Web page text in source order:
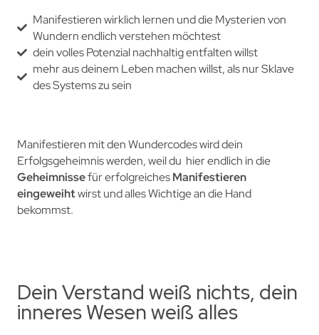
Manifestieren wirklich lernen und die Mysterien von
Wundern endlich verstehen möchtest
dein volles Potenzial nachhaltig entfalten willst
mehr aus deinem Leben machen willst, als nur Sklave
des Systems zu sein
Manifestieren mit den Wundercodes wird dein
Erfolgsgeheimnis werden, weil du hier endlich in die
GeheimnissefürerfolgreichesManifestieren
eingeweihtwirst und alles Wichtige an die Hand
bekommst.
Dein Verstand weiß nichts, dein
inneres Wesen weiß alles